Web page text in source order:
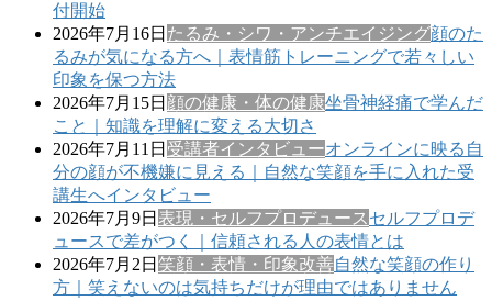
付開始
2026年7月16日 たるみ・シワ・アンチエイジング顔のた
るみが気になる方へ｜表情筋トレーニングで若々しい
印象を保つ方法
2026年7月15日 顔の健康・体の健康坐骨神経痛で学んだ
こと｜知識を理解に変える大切さ
2026年7月11日 受講者インタビューオンラインに映る自
分の顔が不機嫌に見える｜自然な笑顔を手に入れた受
講生へインタビュー
2026年7月9日 表現・セルフプロデュース セルフプロデ
ュースで差がつく｜信頼される人の表情とは
2026年7月2日 笑顔・表情・印象改善自然な笑顔の作り
方｜笑えないのは気持ちだけが理由ではありません